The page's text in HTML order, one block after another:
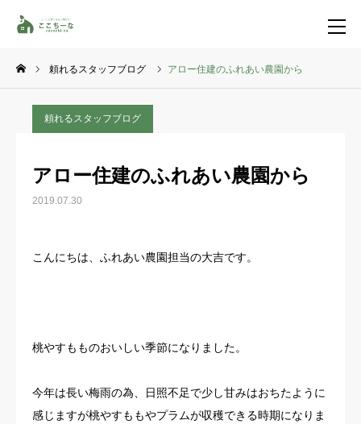
頼れるスタッフブログ アロー住建のふれあい農園から
頼れるスタッフブログ
アロー住建のふれあい農園から
2019.07.30
こんにちは、ふれあい農園担当の大吉です。
桃やすもものおいしい季節になりました。
今年は長い梅雨の為、日照不足で少し甘みはおちたように
感じますが桃やすももやプラムが収穫できる時期になりま
お問い合わせ
LINE登録
施工事例
お客様の声